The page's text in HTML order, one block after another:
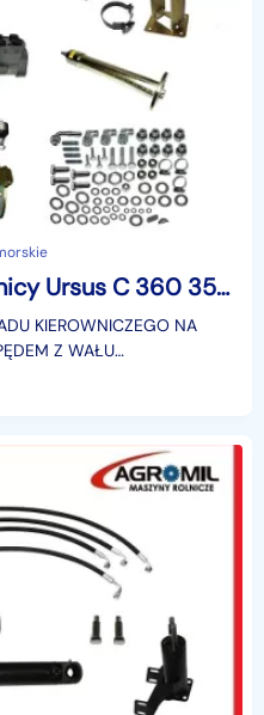
Wspomaganie kierownicy Ursus C 360 355 napęd w wału
KIEROWNICZEGO NA
Z WAŁU
na rynku które jest